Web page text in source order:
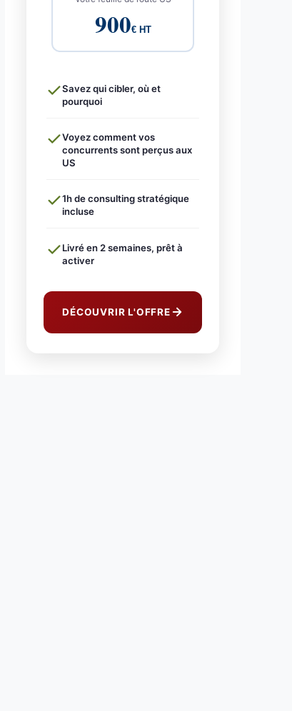
900€ HT
Savez qui cibler, où et
pourquoi
Voyez comment vos
concurrents sont perçus aux
US
1h de consulting stratégique
incluse
Livré en 2 semaines, prêt à
activer
DÉCOUVRIR L'OFFRE